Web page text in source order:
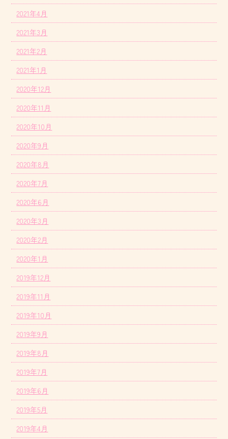
2021年4月
2021年3月
2021年2月
2021年1月
2020年12月
2020年11月
2020年10月
2020年9月
2020年8月
2020年7月
2020年6月
2020年3月
2020年2月
2020年1月
2019年12月
2019年11月
2019年10月
2019年9月
2019年8月
2019年7月
2019年6月
2019年5月
2019年4月